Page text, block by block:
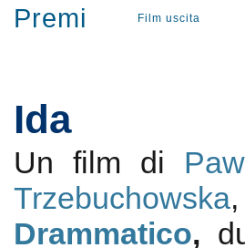
Premi Film uscita
Ida
Un film di
Trzebuchowska,
Drammatico,